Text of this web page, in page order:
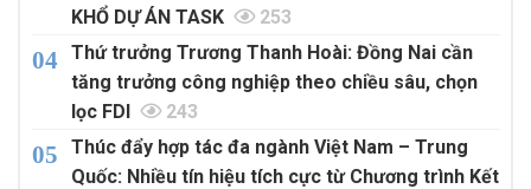
KHỔ DỰ ÁN TASK
253
Thứ trưởng Trương Thanh Hoài: Đồng Nai cần
tăng trưởng công nghiệp theo chiều sâu, chọn
lọc FDI
243
Thúc đẩy hợp tác đa ngành Việt Nam – Trung
Quốc: Nhiều tín hiệu tích cực từ Chương trình Kết